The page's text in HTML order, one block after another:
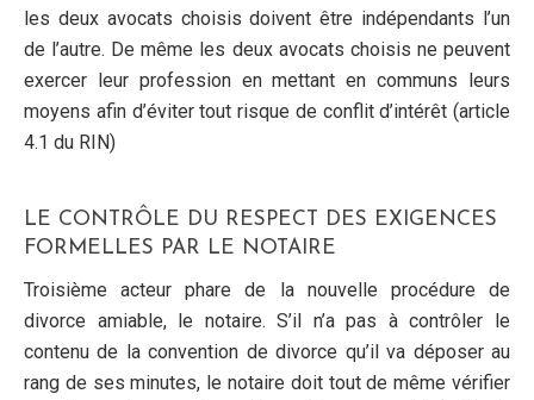
les deux avocats choisis doivent être indépendants l’un
de l’autre. De même les deux avocats choisis ne peuvent
exercer leur profession en mettant en communs leurs
moyens afin d’éviter tout risque de conflit d’intérêt (article
4.1 du RIN)
LE CONTRÔLE DU RESPECT DES EXIGENCES
FORMELLES PAR LE NOTAIRE
Troisième acteur phare de la nouvelle procédure de
divorce amiable, le notaire. S’il n’a pas à contrôler le
contenu de la convention de divorce qu’il va déposer au
rang de ses minutes, le notaire doit tout de même vérifier